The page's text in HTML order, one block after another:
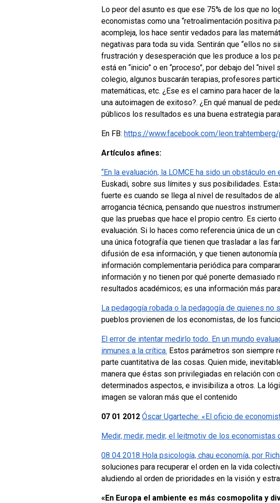
Lo peor del asunto es que ese 75% de los que no
economistas como una “retroalimentación positiva
acompleja, los hace sentir vedados para las
negativas para toda su vida. Sentirán que “ellos no
frustración y desesperación que les produce a los
está en “inicio” o en “proceso”, por debajo del
colegio, algunos buscarán terapias, profesores
matemáticas, etc. ¿Ese es el camino para hacer de
una autoimagen de exitoso?. ¿En qué manual de
públicos los resultados es una buena estrategia
En FB: https://www.facebook.com/
Artículos afines:
“En la evaluación, la LOMCE ha sido un obstáculo
Euskadi, sobre sus límites y sus posibilidades.
fuerte es cuando se llega al nivel de resultados de
arrogancia técnica, pensando que nuestros
que las pruebas que hace el propio centro. Es cierto
evaluación. Si lo haces como referencia única de
una única fotografía que tienen que trasladar a las
difusión de esa información, y que tienen
información complementaria periódica para
información y no tienen por qué ponerte
resultados académicos; es una información más
La pedagogía robada o la pedagogía de quienes no
pueblos provienen de los economistas, de los
El error de intentar medirlo todo. En un mundo
inmunes a la crítica. Estos parámetros son siempre
parte cuantitativa de las cosas. Quien mide,
manera que éstas son privilegiadas en relación
determinados aspectos, e invisibiliza a otros. La
imagen se valoran más que el contenido
07 01 2012 Óscar Ugarteche: «El oficio de
Medir, medir, medir, el leitmotiv de los economistas
08 04 2018 Hola psicología, chau economía, por
soluciones para recuperar el orden en la vida
aludiendo al orden de prioridades en la visión y
«En Europa el ambiente es más cosmopolita y